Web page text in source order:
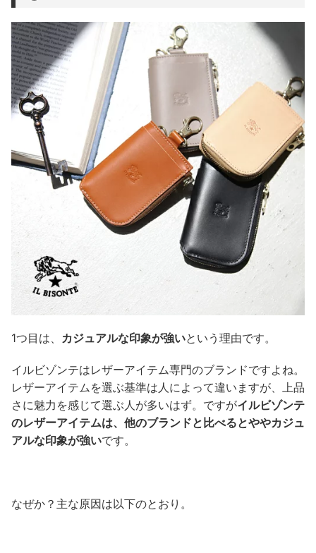
1つ目は、 カジュアルな印象が強いという理由です。
イルビゾンテはレザーアイテム専門のブランドですよね。
レザーアイテムを選ぶ基準は人によって違いますが、上品
さに魅力を感じて選ぶ人が多いはず。ですがイルビゾンテ
のレザーアイテムは、他のブランドと比べるとややカジュ
アルな印象が強いです。
なぜか？主な原因は以下のとおり。